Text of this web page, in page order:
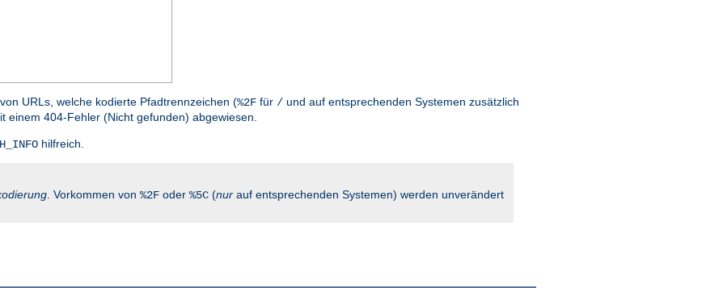
URLs, welche kodierte Pfadtrennzeichen (%2F für / und auf entsprechenden Systemen zusätzlich
404-Fehler (Nicht gefunden) abgewiesen.
hilfreich.
. Vorkommen von %2F oder %5C (nur auf entsprechenden Systemen) werden unverändert